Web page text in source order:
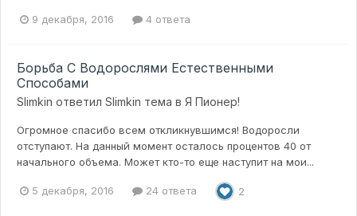
9 декабря, 2016 4 ответа
Борьба С Водорослями Естественными
Способами
Slimkin ответил Slimkin тема в Я Пионер!
Огромное спасибо всем откликнувшимся! Водоросли
отступают. На данный момент осталось процентов 40 от
начального объема. Может кто-то еще наступит на мои...
5 декабря, 2016 24 ответа 2